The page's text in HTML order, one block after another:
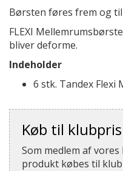
Børsten føres frem og
FLEXI
bliver deforme.
Indeholder
6 stk. Tandex Flexi
Køb til klubpris
Som medlem af
produkt købes til